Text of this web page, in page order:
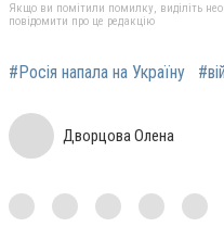
Якщо ви помітили помилку, виділіть
повідомити про це редакцію
#Росія напала на Україну
Дворцова Олена